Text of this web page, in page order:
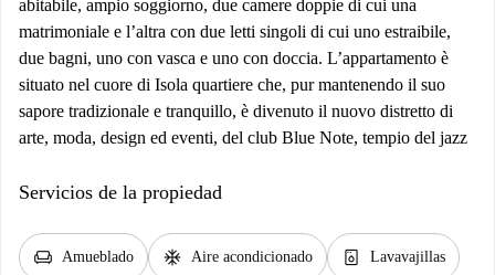
abitabile, ampio soggiorno, due camere doppie di cui una
matrimoniale e l’altra con due letti singoli di cui uno estraibile,
due bagni, uno con vasca e uno con doccia. L’appartamento è
situato nel cuore di Isola quartiere che, pur mantenendo il suo
sapore tradizionale e tranquillo, è divenuto il nuovo distretto di
arte, moda, design ed eventi, del club Blue Note, tempio del jazz
Servicios de la propiedad
chair Amueblado ac_unit Aire acondicionado dishwasher_gen Lavavajillas